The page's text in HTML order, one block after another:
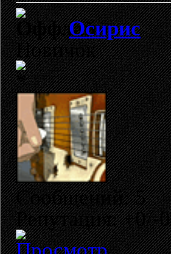
Осирис
Новичок
Сообщений: 5
Репутация: +0/-0